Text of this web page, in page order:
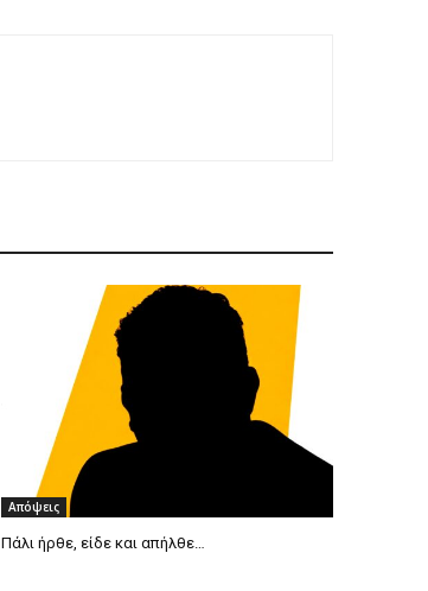
Απόψεις
Πάλι ήρθε, είδε και απήλθε…